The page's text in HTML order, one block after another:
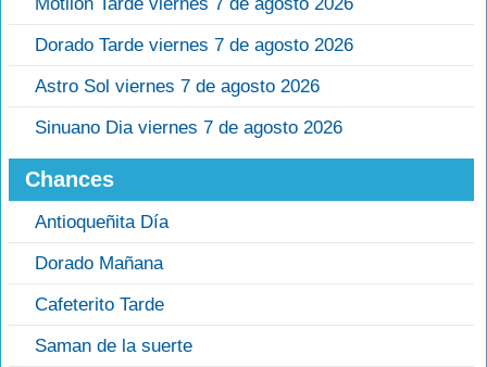
Dorado Tarde viernes 7 de agosto 2026
Astro Sol viernes 7 de agosto 2026
Sinuano Dia viernes 7 de agosto 2026
Chances
Antioqueñita Día
Dorado Mañana
Cafeterito Tarde
Saman de la suerte